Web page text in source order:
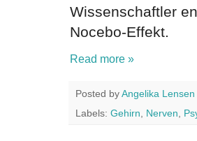
Wissenschaftler
Nocebo-Effekt.
Read more »
Posted byAngelika Lensen
Labels: Gehirn Nerven